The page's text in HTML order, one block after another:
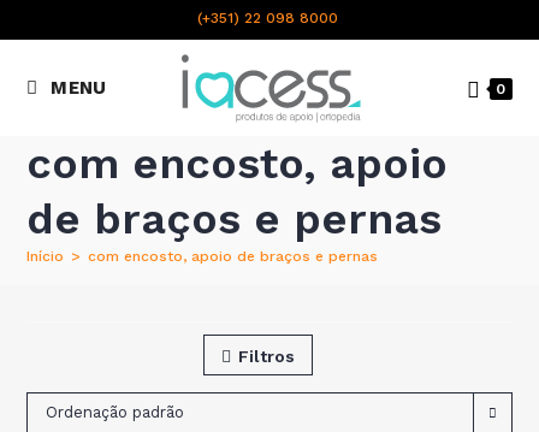
(+351) 22 098 8000
nacional
MENU 0
com encosto, apoio
de braços e pernas
Início > com encosto, apoio de braços e pernas
Filtros
Ordenação padrão